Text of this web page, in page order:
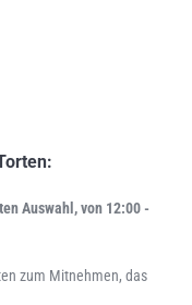
Auswahl, von 12:00 -
zum Mitnehmen, das